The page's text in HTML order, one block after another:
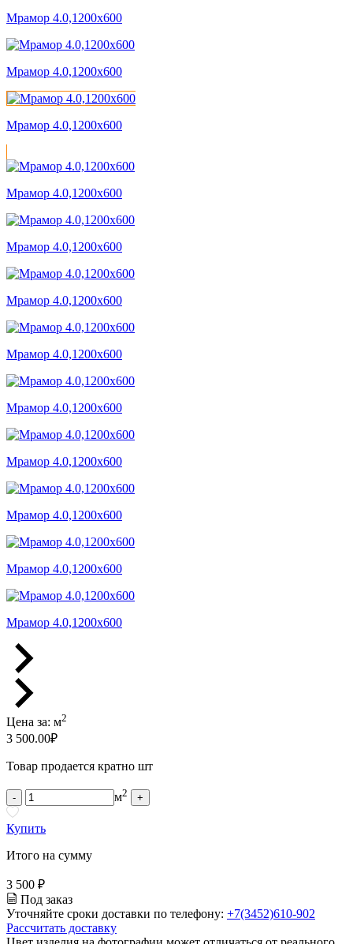
Мрамор 4.0,1200x600
Мрамор 4.0,1200x600
Мрамор 4.0,1200x600
Мрамор 4.0,1200x600
Мрамор 4.0,1200x600
Мрамор 4.0,1200x600
Мрамор 4.0,1200x600
Мрамор 4.0,1200x600
Мрамор 4.0,1200x600
Мрамор 4.0,1200x600
Мрамор 4.0,1200x600
Мрамор 4.0,1200x600
Цена за: м2
3 500.00₽
Товар продается кратно шт
- м2 +
Купить
Итого на сумму
3 500 ₽
Под заказ
Уточняйте сроки доставки по телефону: +7(3452)610-902
Рассчитать доставку